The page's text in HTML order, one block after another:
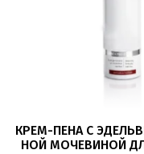
В
КРЕМ-ПЕНА С
НОЙ МОЧЕВИНОЙ